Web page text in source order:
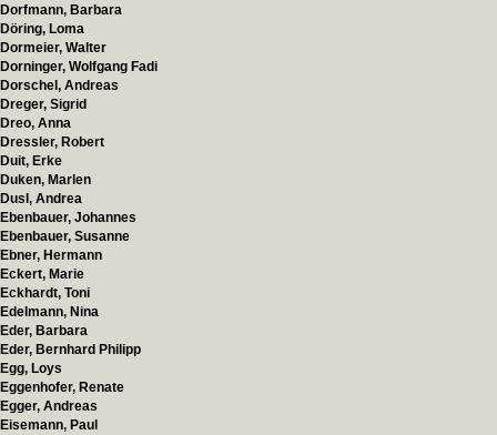
Dorfmann, Barbara
Döring, Loma
Dormeier, Walter
Dorninger, Wolfgang Fadi
Dorschel, Andreas
Dreger, Sigrid
Dreo, Anna
Dressler, Robert
Duit, Erke
Duken, Marlen
Dusl, Andrea
Ebenbauer, Johannes
Ebenbauer, Susanne
Ebner, Hermann
Eckert, Marie
Eckhardt, Toni
Edelmann, Nina
Eder, Barbara
Eder, Bernhard Philipp
Egg, Loys
Eggenhofer, Renate
Egger, Andreas
Eisemann, Paul